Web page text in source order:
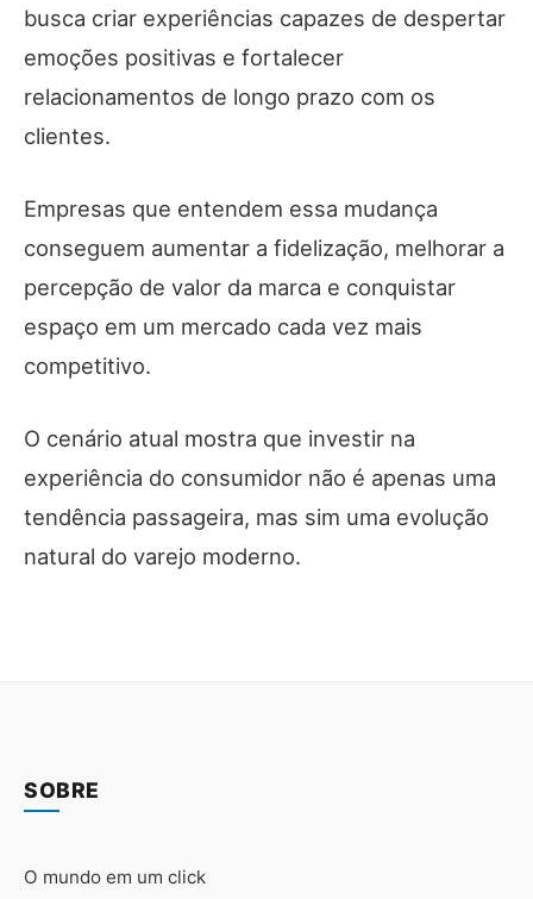
busca criar experiências capazes de despertar
emoções positivas e fortalecer
relacionamentos de longo prazo com os
clientes.
Empresas que entendem essa mudança
conseguem aumentar a fidelização, melhorar a
percepção de valor da marca e conquistar
espaço em um mercado cada vez mais
competitivo.
O cenário atual mostra que investir na
experiência do consumidor não é apenas uma
tendência passageira, mas sim uma evolução
natural do varejo moderno.
SOBRE
O mundo em um click